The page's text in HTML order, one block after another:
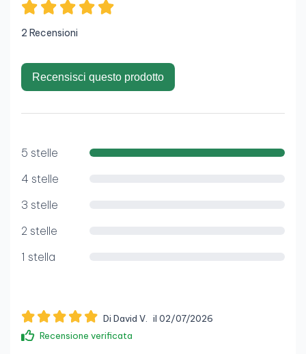
2 Recensioni
Recensisci questo prodotto
5 stelle
4 stelle
3 stelle
2 stelle
1 stella
Di David V.
il 02/07/2026
Recensione verificata